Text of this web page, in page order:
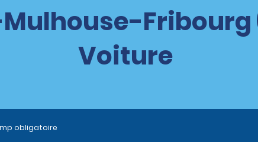
Fribourg
Voiture
obligatoire